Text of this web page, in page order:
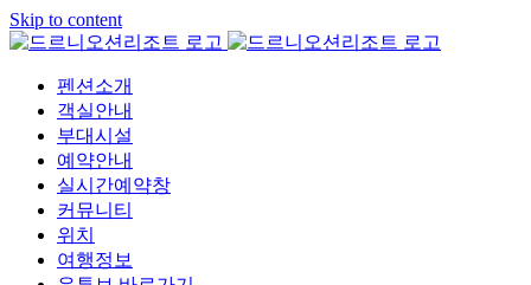
Skip to content
펜션소개
객실안내
부대시설
예약안내
실시간예약창
커뮤니티
위치
여행정보